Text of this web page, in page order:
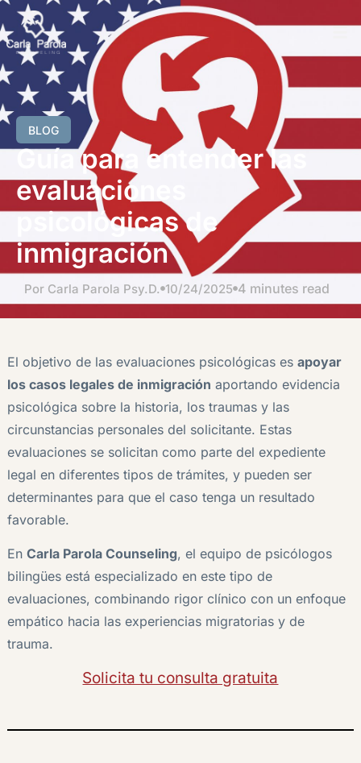
BLOG
Guía para entender las
evaluaciones
psicológicas de
inmigración
Por Carla Parola Psy.D. 10/24/2025 4 minutes read
El objetivo de las evaluaciones psicológicas es apoyar
los casos legales de inmigración aportando evidencia
psicológica sobre la historia, los traumas y las
circunstancias personales del solicitante. Estas
evaluaciones se solicitan como parte del expediente
legal en diferentes tipos de trámites, y pueden ser
determinantes para que el caso tenga un resultado
favorable.
En Carla Parola Counseling, el equipo de psicólogos
bilingües está especializado en este tipo de
evaluaciones, combinando rigor clínico con un enfoque
empático hacia las experiencias migratorias y de
trauma.
Solicita tu consulta gratuita